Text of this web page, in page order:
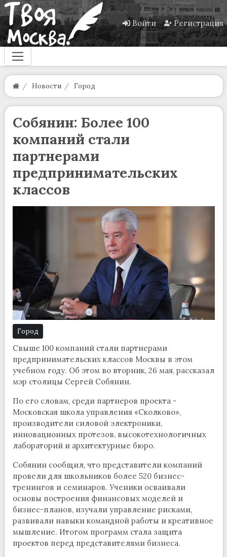
Войти Регистрация
Новости Город
Собянин: Более 100
компаний стали
партнерами
предпринимательских
классов
Город
Свыше 100 компаний стали партнерами
предпринимательских классов Москвы в этом
учебном году. Об этом во вторник, 26 мая, рассказал
мэр столицы Сергей Собянин.
По его словам, среди партнеров проекта -
Московская школа управления «Сколково»,
производители силовой электроники,
инновационных протезов, высокотехнологичных
лабораторий и архитектурные бюро.
Собянин сообщил, что представители компаний
провели для школьников более 520 бизнес-
тренингов и семинаров. Ученики осваивали
основы построения финансовых моделей и
бизнес-планов, изучали управление рисками,
развивали навыки командной работы и креативное
мышление. Итогом программ стала защита
проектов перед представителями бизнеса.